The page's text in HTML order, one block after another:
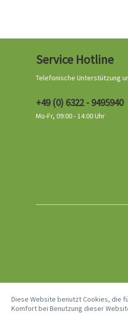
Service Hotline
Telefonische Unterstützung
+49 (0) 6322 - 9495940
Mo-Fr, 09:00 - 14:00 Uhr
Diese Website benutzt Cookies, die
Komfort bei Benutzung dieser